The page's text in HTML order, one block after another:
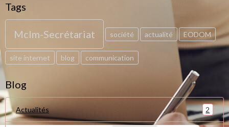
Tags
Mclm-Secrétariat société actualité EODOM
site internet blog communication
Blog
Actualités 2